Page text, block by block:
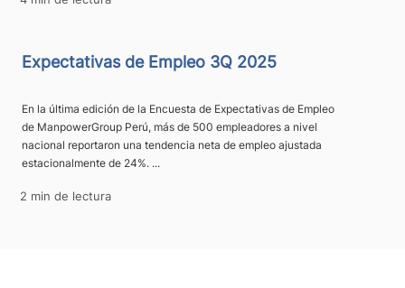
Expectativas de Empleo 3Q 2025
En la última edición de la Encuesta de Expectativas de Empleo
de ManpowerGroup Perú, más de 500 empleadores a nivel
nacional reportaron una tendencia neta de empleo ajustada
estacionalmente de 24%. ...
2 min de lectura